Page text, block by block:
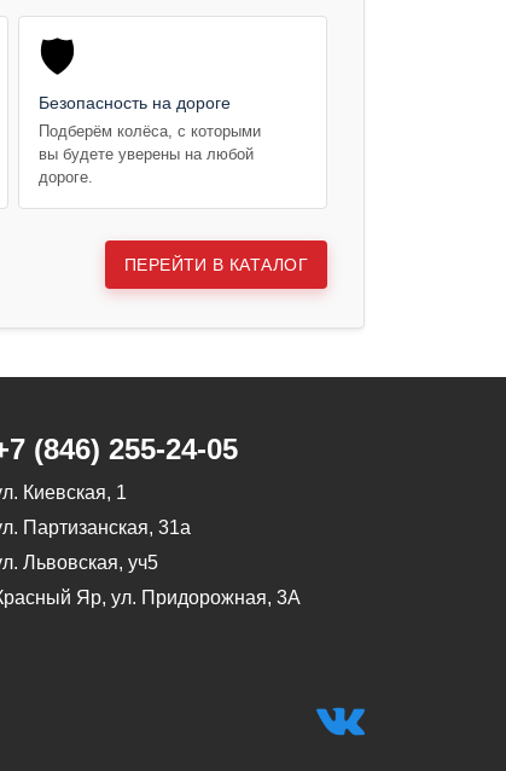
🛡️
Безопасность на дороге
Подберём колёса, с которыми
вы будете уверены на любой
дороге.
ПЕРЕЙТИ В КАТАЛОГ
(846) 255-24-05
Киевская, 1
Партизанская, 31а
Львовская, уч5
Яр, ул. Придорожная, 3А